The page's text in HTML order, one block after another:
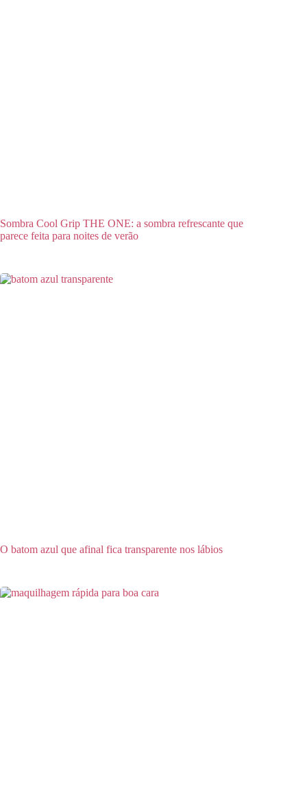
Sombra Cool Grip THE ONE: a sombra refrescante que
parece feita para noites de verão
O batom azul que afinal fica transparente nos lábios